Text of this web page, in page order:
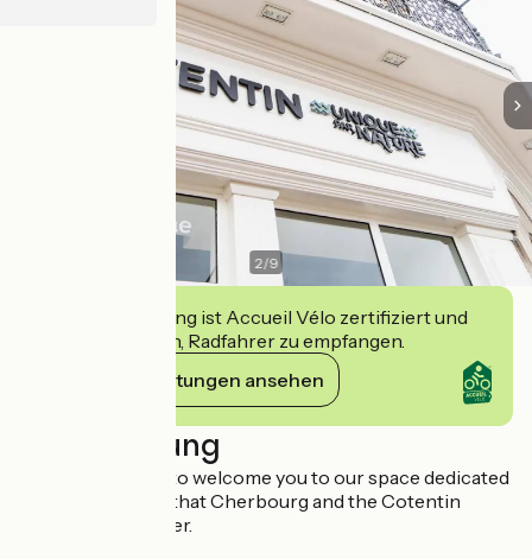
2/9
Diese Einrichtung ist Accueil Vélo zertifiziert und
verpflichtet sich, Radfahrer zu empfangen.
Ihre Verpflichtungen ansehen
Beschreibung
We are delighted to welcome you to our space dedicated
to discovering all that Cherbourg and the Cotentin
region have to offer.